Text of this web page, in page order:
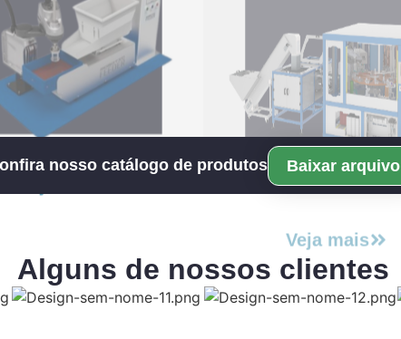
Veja mais Veja mais
nosso catálogo de produtos Baixar arquivo
Alguns de nossos clientes